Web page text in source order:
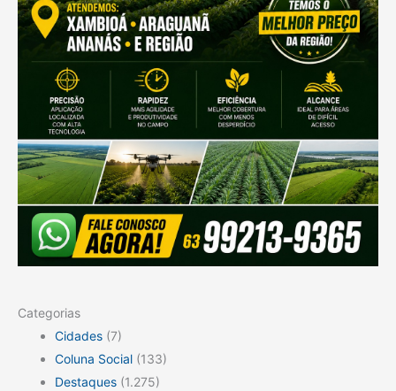
Categorias
Cidades (7)
Coluna Social (133)
Destaques (1.275)